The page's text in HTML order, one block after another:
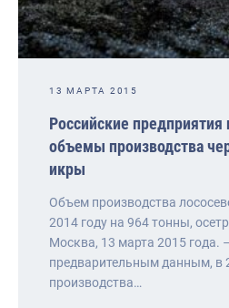
13 МАРТА 2015
Российские
объемы производства
икры
Объем производства
2014 году на 964 тонны,
Москва, 13 марта 2015 года.
предварительным данным, в
производства…